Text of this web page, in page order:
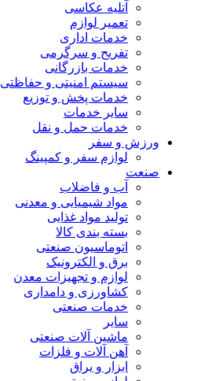
آتلیه عکاسی
تعمیر لوازم
خدمات اداری
تفریح و سرگرمی
خدمات بازرگانی
سیستم امنیتی و حفاظتی
خدمات پخش و توزیع
سایر خدمات
خدمات حمل و نقل
ورزش و سفر
لوازم سفر و کمپینگ
صنعت
آب و فاضلاب
مواد شیمیایی و معدنی
تولید مواد غذایی
بسته بندی کالا
اتوماسیون صنعتی
برق و الکترونیک
لوازم و تجهیزات معدن
کشاورزی و دامداری
خدمات صنعتی
سایر
ماشین آلات صنعتی
آهن آلات و فلزات
ابزار و یراق